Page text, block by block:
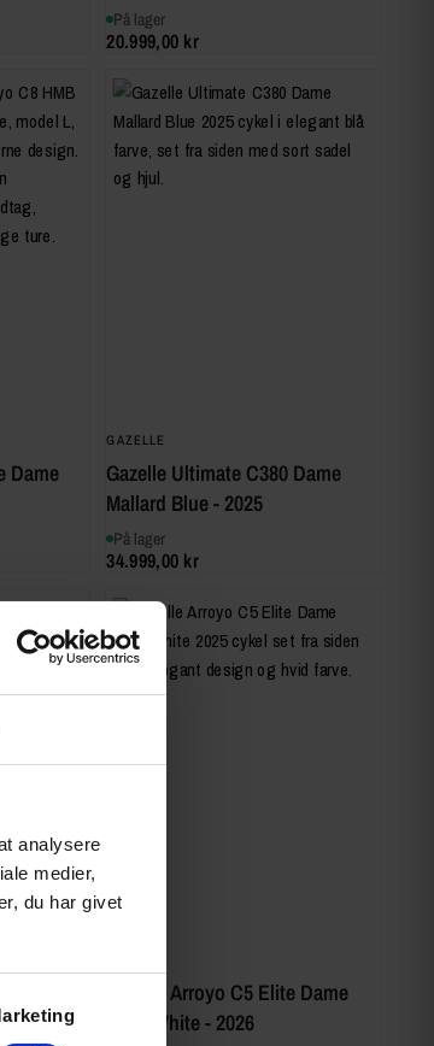
analysere
medier,
du har givet
På lager
20.999,00 kr
Dame
GAZELLE
Gazelle Ultimate C380 Dame
Mallard Blue - 2025
På lager
34.999,00 kr
Gazelle Arroyo C5 Elite Dame
Ivory White - 2026